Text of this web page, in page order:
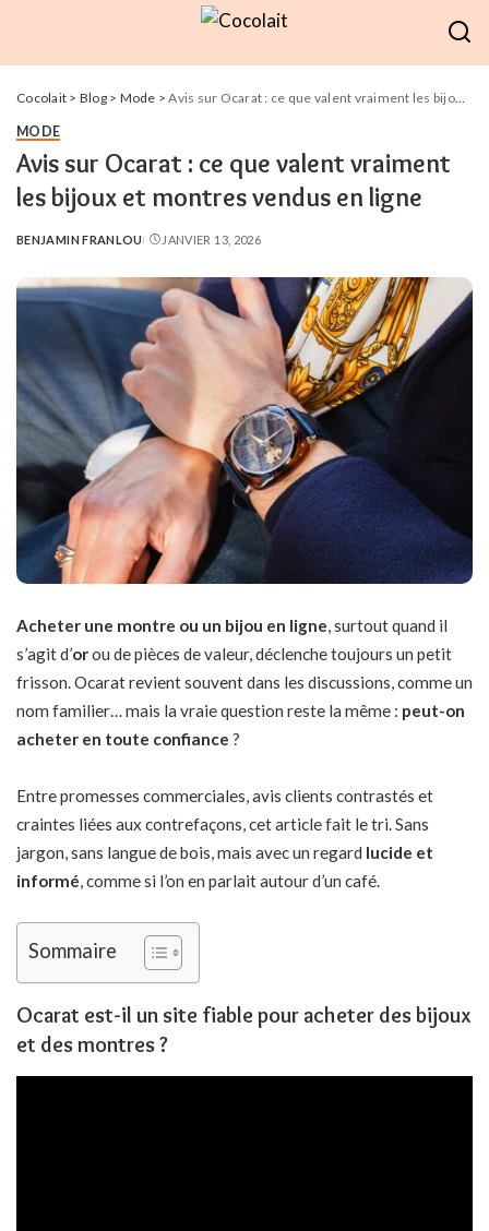
Cocolait > Blog> Mode >Avis sur Ocarat : ce que valent vraiment les bijoux et montres vendus en ligne
MODE
Avis sur Ocarat : ce que valent vraiment
les bijoux et montres vendus en ligne
POSTED
BENJAMIN FRANLOU JANVIER 13, 2026
Acheter une montre ou un bijou en ligne, surtout quand il
s’agit d’orou de pièces de valeur, déclenche toujours un petit
frisson. Ocarat revient souvent dans les discussions, comme un
nom familier… mais la vraie question reste la même : peut-on
acheter en toute confiance ?
Entre promesses commerciales, avis clients contrastés et
craintes liées aux contrefaçons, cet article fait le tri. Sans
jargon, sans langue de bois, mais avec un regard lucide et
informé, comme si l’on en parlait autour d’un café.
Sommaire
Ocarat est-il un site fiable pour acheter des bijoux
et des montres ?